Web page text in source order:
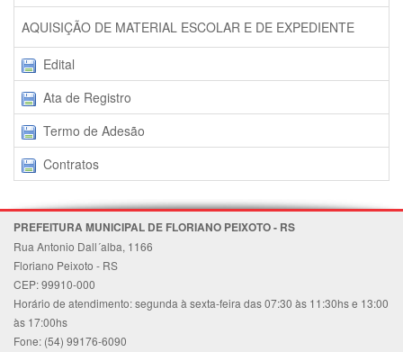
AQUISIÇÃO DE MATERIAL ESCOLAR E DE EXPEDIENTE
Edital
Ata de Registro
Termo de Adesão
Contratos
PREFEITURA MUNICIPAL DE FLORIANO PEIXOTO - RS
Rua Antonio Dall´alba, 1166
Floriano Peixoto - RS
CEP: 99910-000
Horário de atendimento: segunda à sexta-feira das 07:30 às 11:30hs e 13:00
às 17:00hs
Fone: (54) 99176-6090